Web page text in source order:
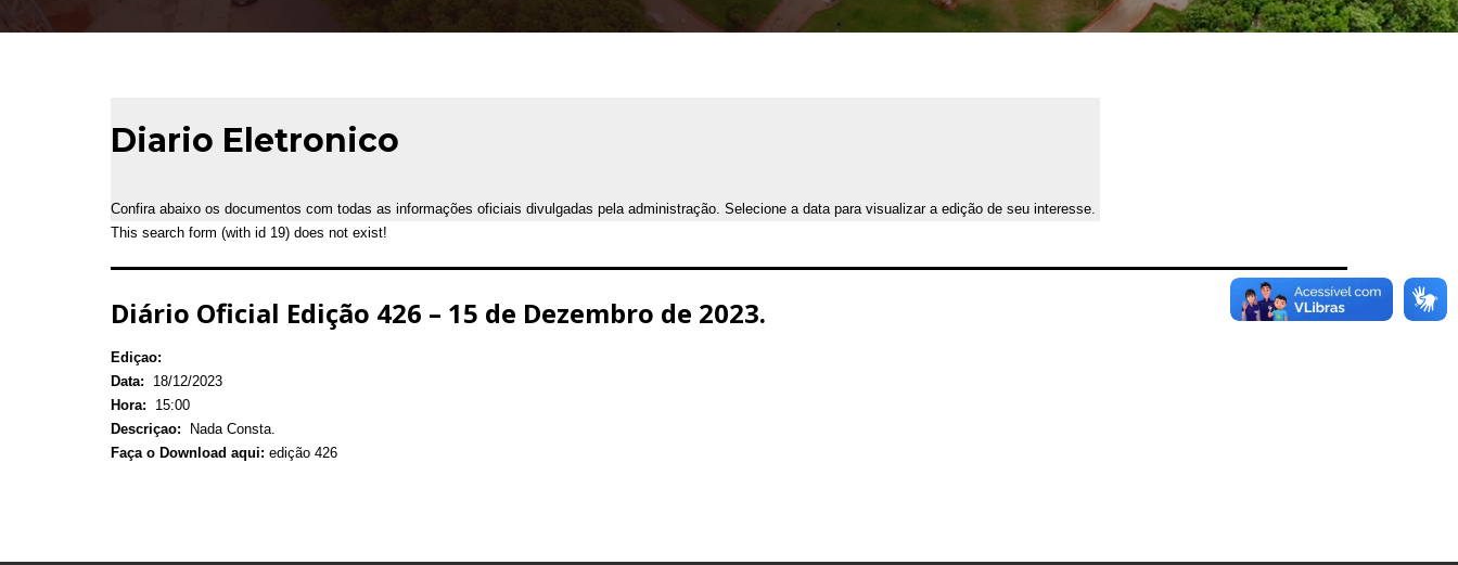
Diario Eletronico
Confira abaixo os documentos com todas as informações oficiais divulgadas pela administração. Selecione a data para visualizar a edição de seu interesse.
This search form (with id 19) does not exist!
Diário Oficial Edição 426 – 15 de Dezembro de 2023.
Ediçao:
Data:
18/12/2023
Hora:
15:00
Descriçao:
Nada Consta.
Faça o Download aqui: edição 426